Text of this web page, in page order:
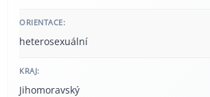
ORIENTACE:
heterosexuální
KRAJ:
Jihomoravský